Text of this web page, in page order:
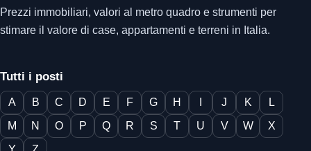
Prezzi immobiliari, valori al metro quadro e strumenti per
stimare il valore di case, appartamenti e terreni in Italia.
Tutti i posti
A B C D E F G H J K
L
M
N O P Q R S T U V W
X